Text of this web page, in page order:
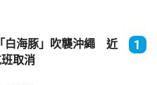
白海豚」吹襲沖繩 近
取消
1